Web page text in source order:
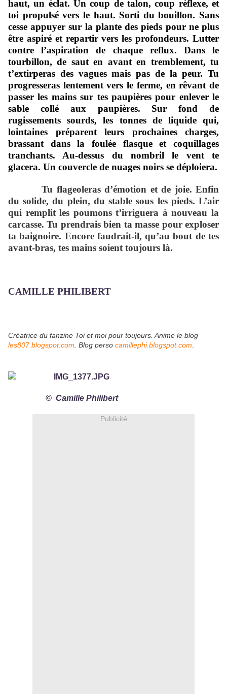
haut, un éclat. Un coup de talon, coup réflexe, et
toi propulsé vers le haut. Sorti du bouillon. Sans
cesse appuyer sur la plante des pieds pour ne plus
être aspiré et repartir vers les profondeurs. Lutter
contre l’aspiration de chaque reflux. Dans le
tourbillon, de saut en avant en tremblement, tu
t’extirperas des vagues mais pas de la peur. Tu
progresseras lentement vers le ferme, en rêvant de
passer les mains sur tes paupières pour enlever le
sable collé aux paupières. Sur fond de
rugissements sourds, les tonnes de liquide qui,
lointaines préparent leurs prochaines charges,
brassant dans la foulée flasque et coquillages
tranchants. Au-dessus du nombril le vent te
glacera. Un couvercle de nuages noirs se déploiera.
Tu flageoleras d’émotion et de joie. Enfin
du solide, du plein, du stable sous les pieds. L’air
qui remplit les poumons t’irriguera à nouveau la
carcasse. Tu prendrais bien ta masse pour exploser
ta baignoire. Encore faudrait-il, qu’au bout de tes
avant-bras, tes mains soient toujours là.
CAMILLE PHILIBERT
Créatrice du fanzine Toi et moi pour toujours. Anime le blog
les807.blogspot.com . Blog perso camillephi.blogspot.com
© Camille Philibert
Publicité